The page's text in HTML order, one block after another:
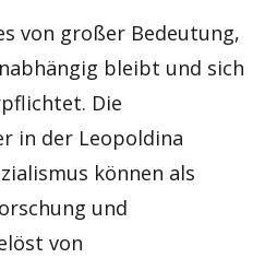
von großer Bedeutung,
bleibt und sich
Die
in der Leopoldina
können als
und
von